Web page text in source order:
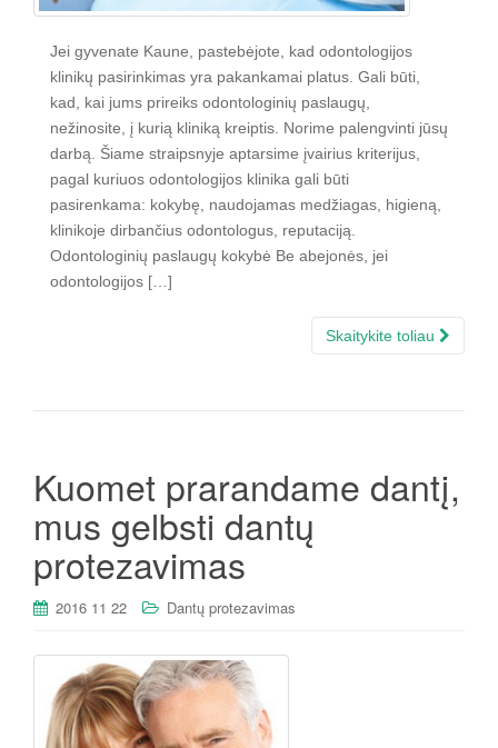
Jei gyvenate Kaune, pastebėjote, kad odontologijos
klinikų pasirinkimas yra pakankamai platus. Gali būti,
kad, kai jums prireiks odontologinių paslaugų,
nežinosite, į kurią kliniką kreiptis. Norime palengvinti jūsų
darbą. Šiame straipsnyje aptarsime įvairius kriterijus,
pagal kuriuos odontologijos klinika gali būti
pasirenkama: kokybę, naudojamas medžiagas, higieną,
klinikoje dirbančius odontologus, reputaciją.
Odontologinių paslaugų kokybė Be abejonės, jei
odontologijos […]
Skaitykite toliau
Kuomet prarandame dantį,
mus gelbsti dantų
protezavimas
2016 11 22 Dantų protezavimas